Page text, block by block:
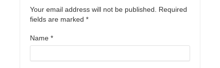
Your email address will not be published. Required
fields are marked *
Name *